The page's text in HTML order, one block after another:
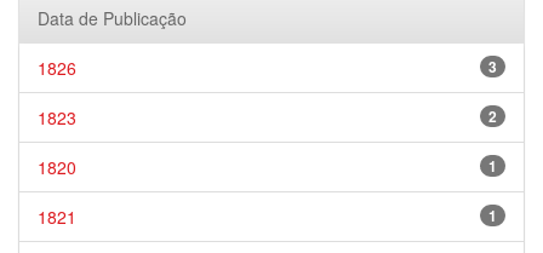
Data de Publicação
3
1826
2
1823
1
1820
1
1821